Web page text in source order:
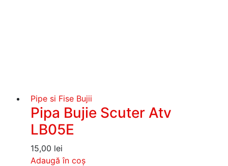
Pipe si Fise Bujii
Pipa Bujie Scuter Atv
LB05E
15,00 lei
Adaugă în coș